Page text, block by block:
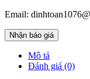
Email:
Nhận báo giá
Mô tả
Đánh giá (0)